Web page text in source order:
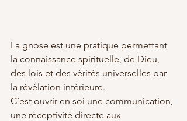
La gnose est une pratique permettant
la connaissance spirituelle, de Dieu,
des lois et des vérités universelles par
la révélation intérieure.
C’est ouvrir en soi une communication,
une réceptivité directe aux